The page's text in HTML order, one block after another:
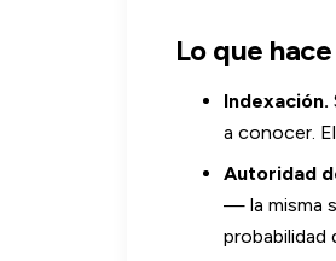
Lo que
Indexación.
a conocer.
Autoridad
— la misma
probabilidad